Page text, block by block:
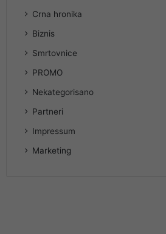
Crna hronika
Biznis
Smrtovnice
PROMO
Nekategorisano
Partneri
Impressum
Marketing